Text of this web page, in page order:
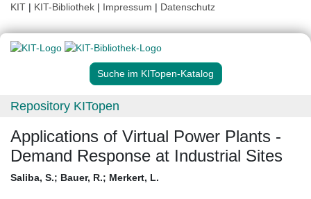
KIT | KIT-Bibliothek | Impressum | Datenschutz
Suche im KITopen-Katalog
Repository KITopen
Applications of Virtual Power Plants -
Demand Response at Industrial Sites
Saliba, S.; Bauer, R.; Merkert, L.